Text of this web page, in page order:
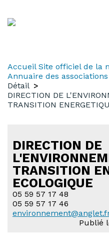
Accueil Site officiel de la
Annuaire des
Détail
DIRECTION DE
TRANSITION
DIRECTION DE
TRANSITION
ECOLOGIQUE
05 59 57 17 48
05 59 57 17 46
Publié